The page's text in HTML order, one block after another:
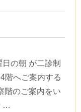
の朝 が二診制
階へご案内する
階のご案内をい
…